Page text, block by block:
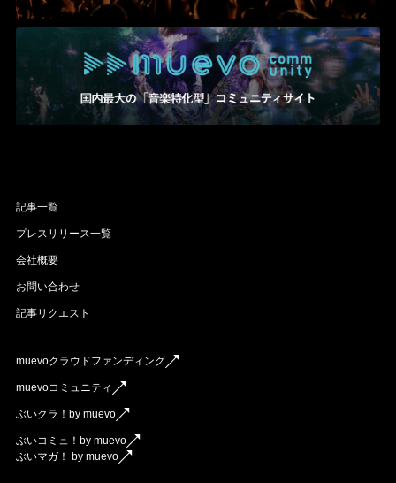
記事一覧
プレスリリース一覧
会社概要
お問い合わせ
記事リクエスト
muevoクラウドファンディング
muevoコミュニティ
ぶいクラ！by muevo
ぶいコミュ！by muevo
ぶいマガ！ by muevo